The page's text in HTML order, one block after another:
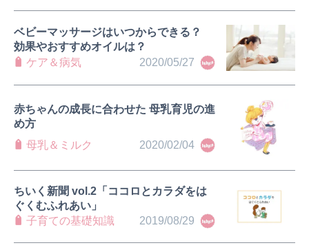
2020/05/27
ベビーマッサージはいつからできる？
効果やおすすめオイルは？
ケア＆病気
2020/02/04
赤ちゃんの成長に合わせた 母乳育児の進
め方
母乳＆ミルク
2019/08/29
ちいく新聞 vol.2「ココロとカラダをは
ぐくむふれあい」
子育ての基礎知識